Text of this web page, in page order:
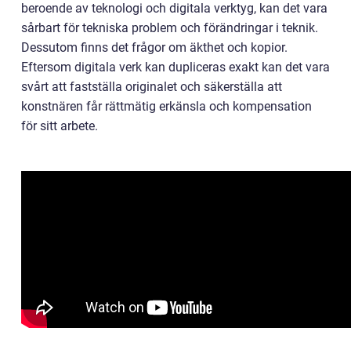
beroende av teknologi och digitala verktyg, kan det vara
sårbart för tekniska problem och förändringar i teknik.
Dessutom finns det frågor om äkthet och kopior.
Eftersom digitala verk kan dupliceras exakt kan det vara
svårt att fastställa originalet och säkerställa att
konstnären får rättmätig erkänsla och kompensation
för sitt arbete.